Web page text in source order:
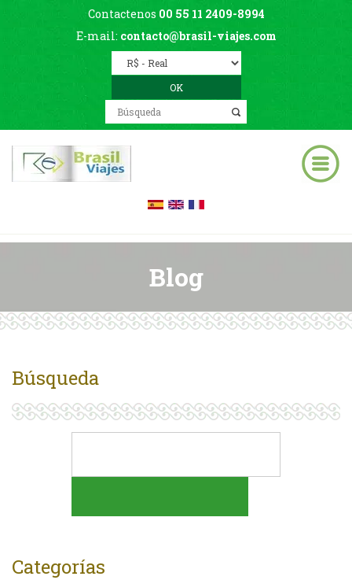
Contactenos 00 55 11 2409-8994
E-mail: contacto@brasil-viajes.com
Blog
Búsqueda
Categorías